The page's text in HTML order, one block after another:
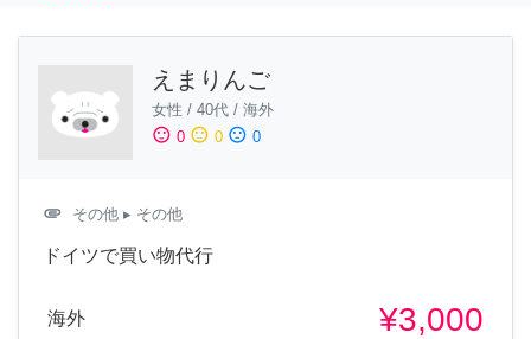
えまりんご
女性 / 40代 / 海外
sentiment_satisfied 0 sentiment_neutral 0 sentiment_dissatisfied 0
attachment その他 ▸ その他
ドイツで買い物代行
海外 ¥3,000